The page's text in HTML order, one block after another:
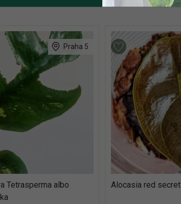
Praha 5
Tetrasperma albo
Alocasia red secret